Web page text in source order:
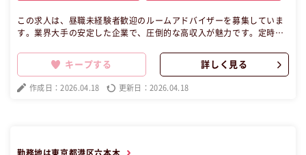
この求人は、昼職未経験者歓迎のルームアドバイザーを募集していま
す。業界大手の安定した企業で、圧倒的な高収入が魅力です。定時退
勤務でき、転勤はありません。顧客ファーストの営業スタイルで、飛
び込み営業やテレアポは一切なし。充実した福利厚生と手厚いサポー
トで、安心して長期的なキャリアを築けます。夜職経験のある方にも
ってこいの求人です！ この昼職求人は東京都新宿区正社員営業の昼職
キープする 詳しく見る
作成日：2026.04.18 更新日：2026.04.18
勤務地は東京都港区六本木